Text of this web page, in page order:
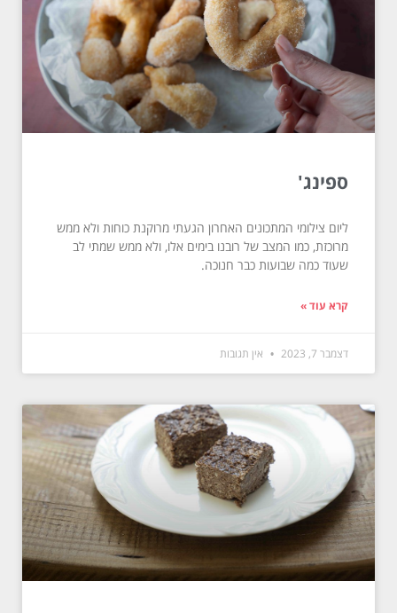
ספינג'
ליום צילומי המתכונים האחרון הגעתי מרוקנת כוחות ולא ממש
מרוכזת, כמו המצב של רובנו בימים אלו, ולא ממש שמתי לב
שעוד כמה שבועות כבר חנוכה.
קרא עוד »
דצמבר 7, 2023 אין תגובות